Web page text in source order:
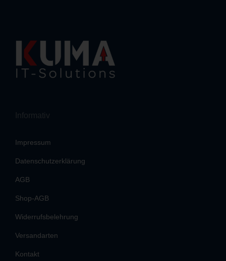
Informativ
Impressum
Datenschutzerklärung
AGB
Shop-AGB
Widerrufsbelehrung
Versandarten
Kontakt